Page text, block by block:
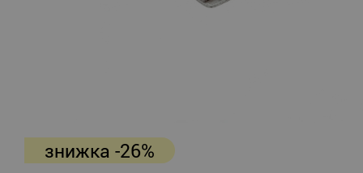
знижка -26%